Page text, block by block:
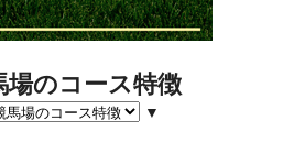
場のコース特徴
▼